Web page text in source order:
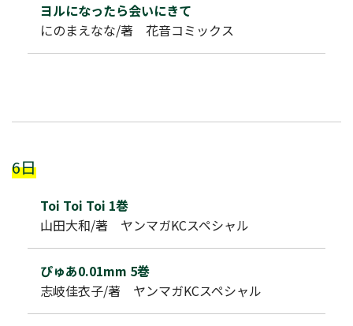
ヨルになったら会いにきて
にのまえなな/著 花音コミックス
6日
Toi Toi Toi 1巻
山田大和/著 ヤンマガKCスペシャル
ぴゅあ0.01mm 5巻
志岐佳衣子/著 ヤンマガKCスペシャル